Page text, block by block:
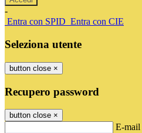
-
Entra con SPID Entra con CIE
Seleziona utente
button close ×
Recupero password
button close ×
E-mail